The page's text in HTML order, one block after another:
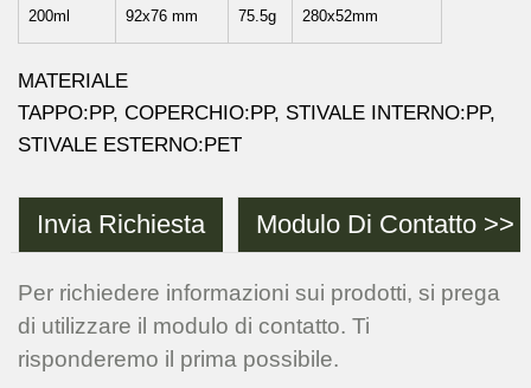
200ml 92x76 mm 75.5g 280x52mm
MATERIALE
TAPPO:PP, COPERCHIO:PP, STIVALE INTERNO:PP,
STIVALE ESTERNO:PET
Invia Richiesta Modulo Di Contatto >>
Per richiedere informazioni sui prodotti, si prega
di utilizzare il modulo di contatto. Ti
risponderemo il prima possibile.